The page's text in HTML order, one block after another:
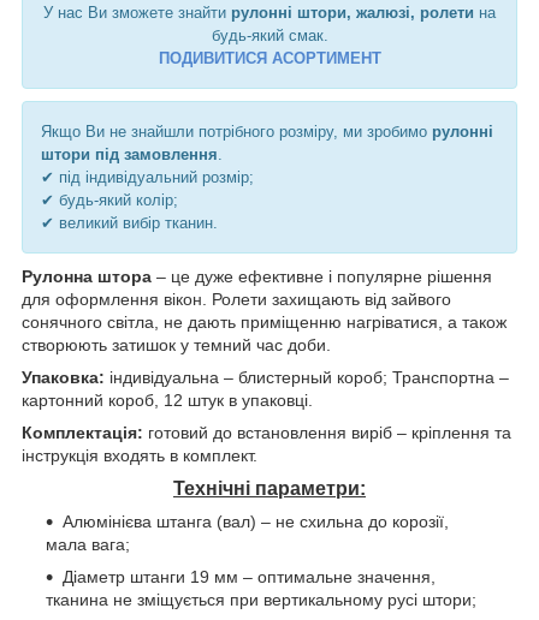
У нас Ви зможете знайти рулонні штори, жалюзі, ролети на
будь-який смак.
ПОДИВИТИСЯ АСОРТИМЕНТ
Якщо Ви не знайшли потрібного розміру, ми зробимо рулонні
штори під замовлення
✔ під індивідуальний розмір;
✔ будь-який колір;
✔ великий вибір тканин.
Рулонна штора – це дуже ефективне і популярне рішення
для оформлення вікон. Ролети захищають від зайвого
сонячного світла, не дають приміщенню нагріватися, а також
створюють затишок у темний час доби.
Упаковка: індивідуальна – блистерный короб; Транспортна –
картонний короб, 12 штук в упаковці.
Комплектація: готовий до встановлення виріб – кріплення та
інструкція входять в комплект.
Технічні параметри:
Алюмінієва штанга (вал) – не схильна до корозії,
мала вага;
Діаметр штанги 19 мм – оптимальне значення,
тканина не зміщується при вертикальному русі штори;